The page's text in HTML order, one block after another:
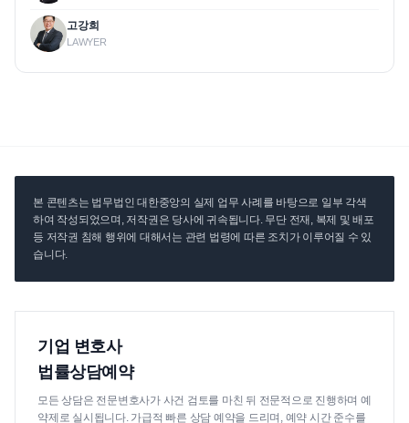
고강희
LAWYER
본 콘텐츠는 법무법인 대한중앙의 실제 업무 사례를 바탕으로 일부 각색
하여 작성되었으며, 저작권은 당사에 귀속됩니다. 무단 전재, 복제 및 배포
등 저작권 침해 행위에 대해서는 관련 법령에 따른 조치가 이루어질 수 있
습니다.
기업 변호사
법률상담예약
모든 상담은 전문변호사가 사건 검토를 마친 뒤 전문적으로 진행하며 예
약제로 실시됩니다. 가급적 빠른 상담 예약을 드리며, 예약 시간 준수를